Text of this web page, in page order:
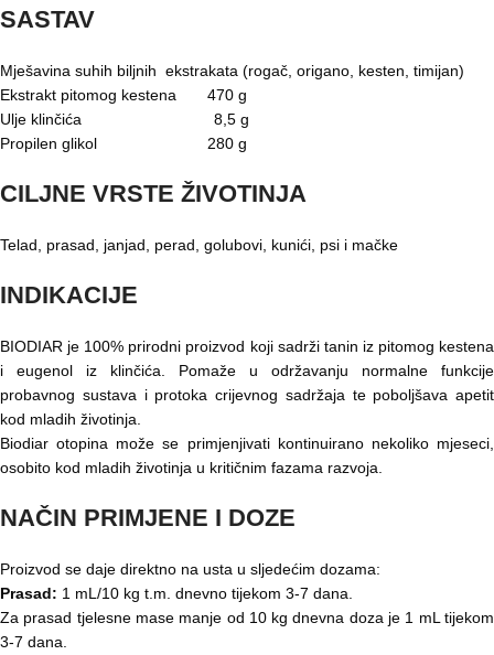
SASTAV
Mješavina suhih biljnih ekstrakata (rogač, origano, kesten, timijan)
Ekstrakt pitomog kestena 470 g
Ulje klinčića 8,5 g
Propilen glikol 280 g
CILJNE VRSTE ŽIVOTINJA
Telad, prasad, janjad, perad, golubovi, kunići, psi i mačke
INDIKACIJE
BIODIAR je 100% prirodni proizvod koji sadrži tanin iz pitomog kestena
i eugenol iz klinčića. Pomaže u održavanju normalne funkcije
probavnog sustava i protoka crijevnog sadržaja te poboljšava apetit
kod mladih životinja.
Biodiar otopina može se primjenjivati kontinuirano nekoliko mjeseci,
osobito kod mladih životinja u kritičnim fazama razvoja.
NAČIN PRIMJENE I DOZE
Proizvod se daje direktno na usta u sljedećim dozama:
Prasad: 1 mL/10 kg t.m. dnevno tijekom 3-7 dana.
Za prasad tjelesne mase manje od 10 kg dnevna doza je 1 mL tijekom
3-7 dana.